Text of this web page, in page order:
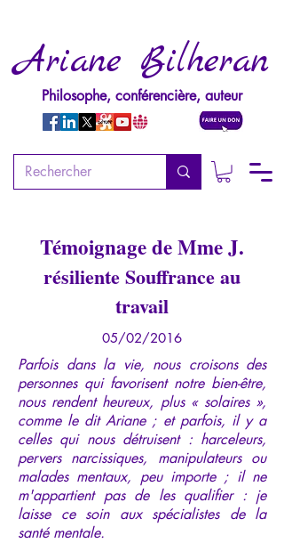
Ariane Bilheran
Philosophe, conférencière, auteur
Témoignage de Mme J.
résiliente Souffrance au
travail
05/02/2016
Parfois dans la vie, nous croisons des
personnes qui favorisent notre bien-être,
nous rendent heureux, plus « solaires »,
comme le dit Ariane ; et parfois, il y a
celles qui nous détruisent : harceleurs,
pervers narcissiques, manipulateurs ou
malades mentaux, peu importe ; il ne
m'appartient pas de les qualifier : je
laisse ce soin aux spécialistes de la
santé mentale.